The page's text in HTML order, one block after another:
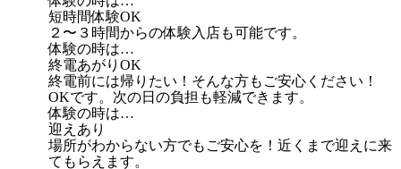
短時間体験OK
２〜３時間からの体験入店も可能です。
体験の時は…
終電あがりOK
終電前には帰りたい！そんな方もご安心ください！
OKです。次の日の負担も軽減できます。
体験の時は…
迎えあり
場所がわからない方でもご安心を！近くまで迎えに来
てもらえます。